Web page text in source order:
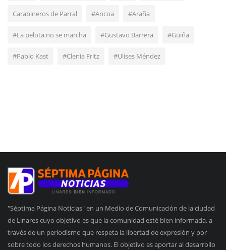
Carabineros de Parral #Ancoa #Araña
#La pelota no se marcha #Gustavo Barrera #Güiña
#Pablo Kast #Clenia Fritz #Ulises Méndez
"Séptima Página Noticias" en un Medio de Comunicación de la ciudad
de Linares cuyo objetivo es que la comunidad esté bien informada, a
través de un periodismo que respeta la libertad de expresión y por
sobre todo los derechos humanos. El objetivo es aportar al desarrollo